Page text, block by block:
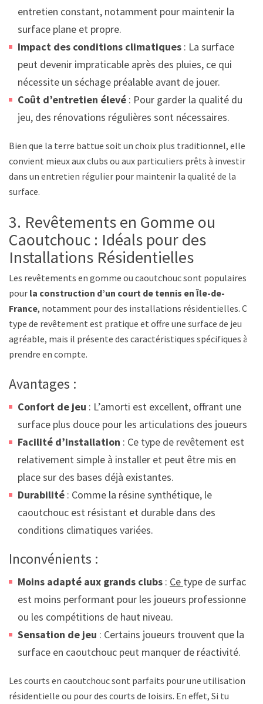
entretien constant, notamment pour maintenir la
surface plane et propre.
Impact des conditions climatiques : La surface
peut devenir impraticable après des pluies, ce qui
nécessite un séchage préalable avant de jouer.
Coût d’entretien élevé : Pour garder la qualité du
jeu, des rénovations régulières sont nécessaires.
Bien que la terre battue soit un choix plus traditionnel, elle
convient mieux aux clubs ou aux particuliers prêts à investir
dans un entretien régulier pour maintenir la qualité de la
surface.
3. Revêtements en Gomme ou
Caoutchouc : Idéals pour des
Installations Résidentielles
Les revêtements en gomme ou caoutchouc sont populaires
pour la construction d’un court de tennis en Île-de-
France, notamment pour des installations résidentielles. Ce
type de revêtement est pratique et offre une surface de jeu
agréable, mais il présente des caractéristiques spécifiques à
prendre en compte.
Avantages :
Confort de jeu : L’amorti est excellent, offrant une
surface plus douce pour les articulations des joueurs.
Facilité d’installation : Ce type de revêtement est
relativement simple à installer et peut être mis en
place sur des bases déjà existantes.
Durabilité : Comme la résine synthétique, le
caoutchouc est résistant et durable dans des
conditions climatiques variées.
Inconvénients :
Moins adapté aux grands clubs : Ce type de surface
est moins performant pour les joueurs professionnels
ou les compétitions de haut niveau.
Sensation de jeu : Certains joueurs trouvent que la
surface en caoutchouc peut manquer de réactivité.
Les courts en caoutchouc sont parfaits pour une utilisation
résidentielle ou pour des courts de loisirs. En effet, Si tu